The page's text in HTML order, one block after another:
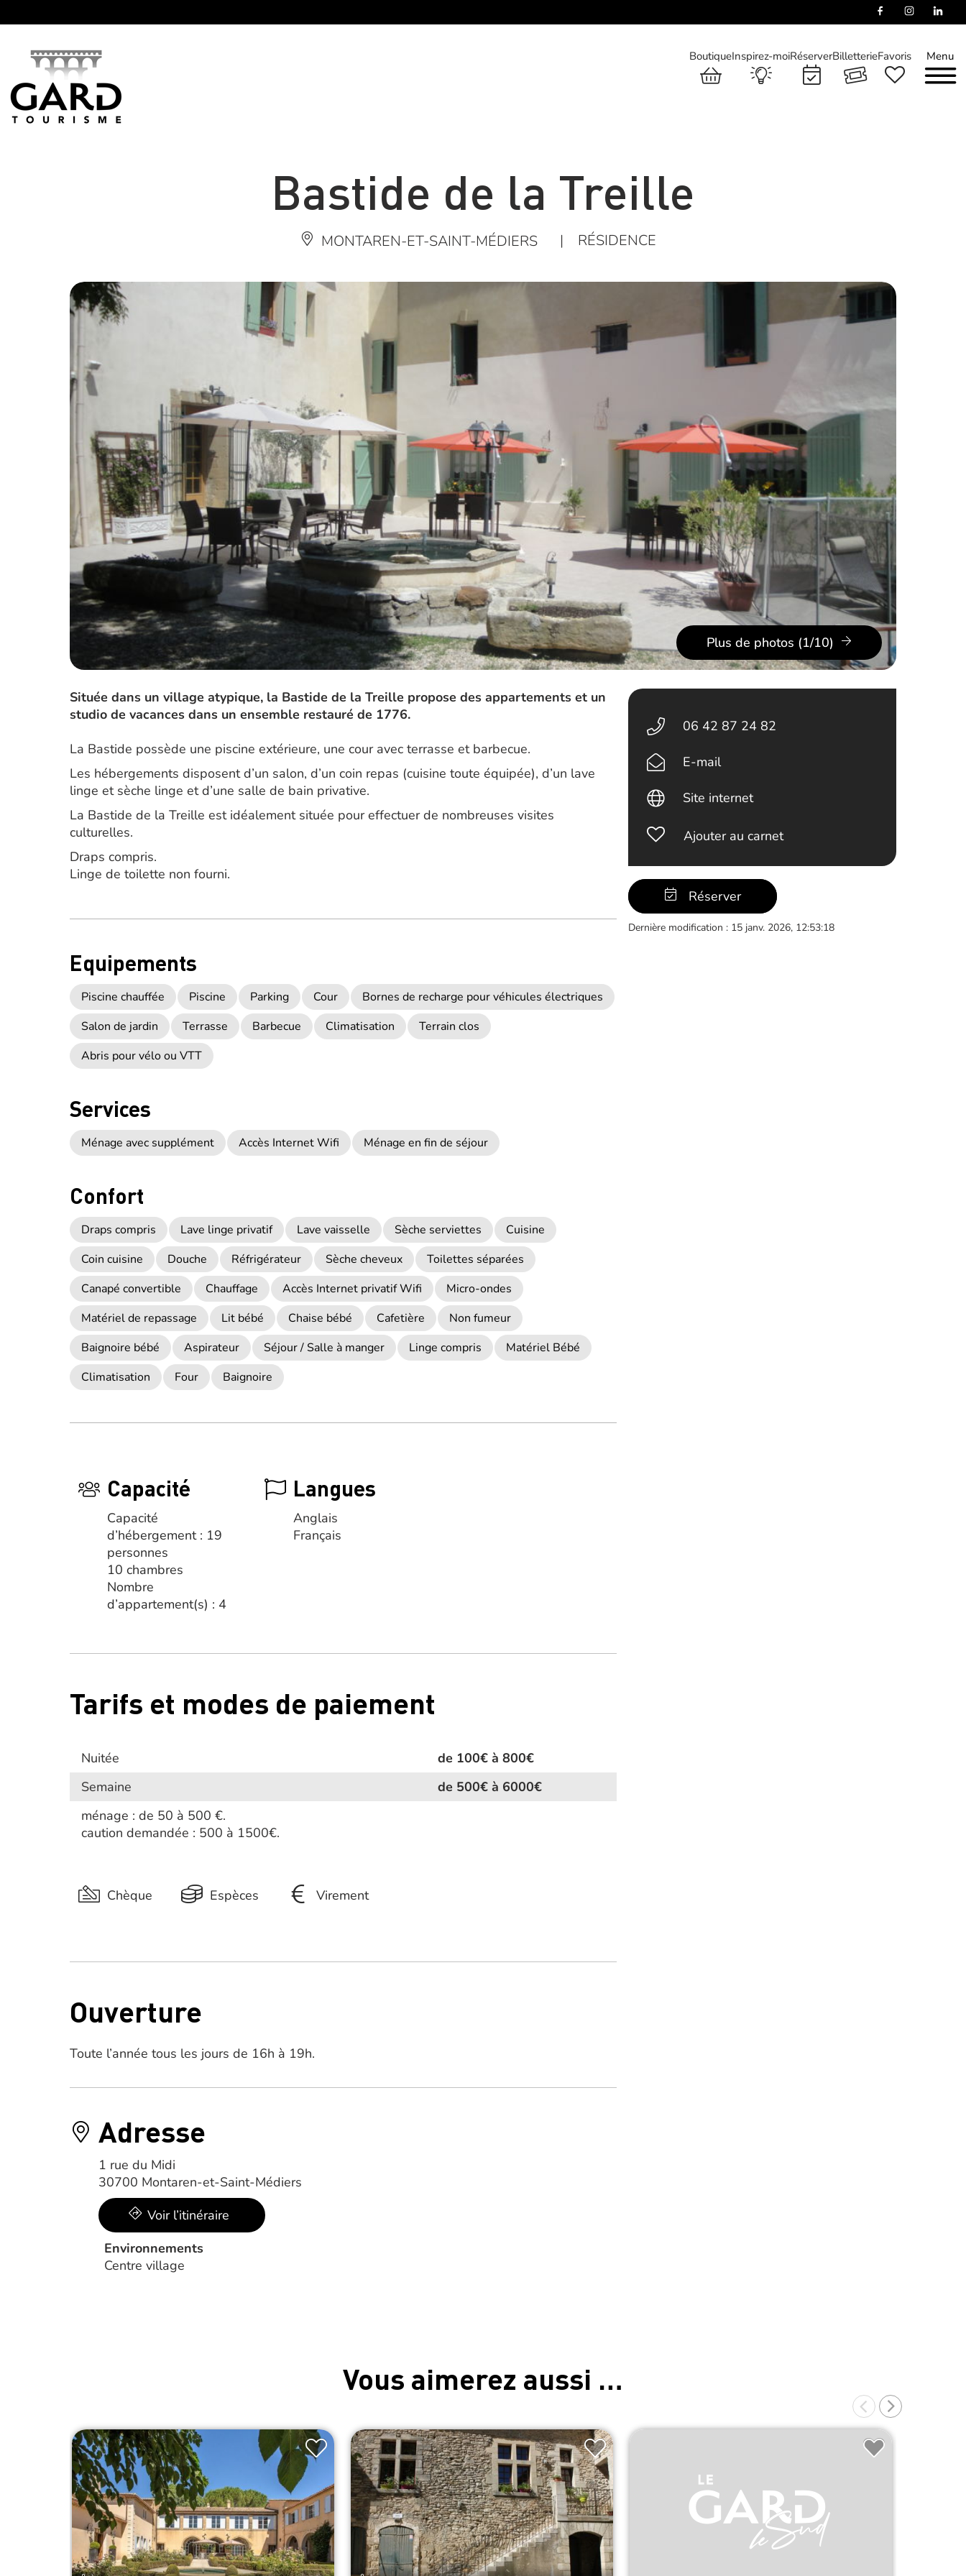
Menu
BoutiqueInspirez-moiRéserverBilletterieFavoris
Bastide de la Treille
MONTAREN-ET-SAINT-MÉDIERS | RÉSIDENCE
Plus de photos (1/10)
Située dans un village atypique, la Bastide de la Treille propose des appartements et un
studio de vacances dans un ensemble restauré de 1776.
La Bastide possède une piscine extérieure, une cour avec terrasse et barbecue.
Les hébergements disposent d’un salon, d’un coin repas (cuisine toute équipée), d’un lave
linge et sèche linge et d’une salle de bain privative.
La Bastide de la Treille est idéalement située pour effectuer de nombreuses visites
culturelles.
Draps compris.
Linge de toilette non fourni.
Equipements
Piscine chauffée Piscine Parking Cour
Bornes de recharge pour véhicules électriques
Salon de jardin
Terrasse Barbecue Climatisation
Terrain clos
Abris pour vélo ou VTT
Services
Ménage avec supplément Accès Internet Wifi Ménage en fin de séjour
Confort
Draps compris Lave linge privatif Lave vaisselle Sèche serviettes
Cuisine
Coin cuisine
Douche Réfrigérateur Sèche cheveux
Toilettes séparées
Canapé convertible
Chauffage Accès Internet privatif Wifi
Micro-ondes
Matériel de repassage
Lit bébé Chaise bébé Cafetière
Non fumeur
Baignoire bébé
Aspirateur Séjour / Salle à manger Linge compris
Matériel Bébé
Climatisation
Four Baignoire
Capacité
Capacité
d’hébergement : 19
personnes
10 chambres
Nombre
d’appartement(s) : 4
Langues
Anglais
Français
Tarifs et modes de paiement
Nuitée
de 100€ à 800€
Semaine
de 500€ à 6000€
ménage : de 50 à 500 €.
caution demandée : 500 à 1500€.
Chèque Espèces Virement
Ouverture
Toute l’année tous les jours de 16h à 19h.
Adresse
1 rue du Midi
30700 Montaren-et-Saint-Médiers
Voir l’itinéraire
Environnements
Centre village
06 42 87 24 82
E-mail
Site internet
Ajouter au carnet
Réserver
Dernière modification : 15 janv. 2026, 12:53:18
Vous aimerez aussi …